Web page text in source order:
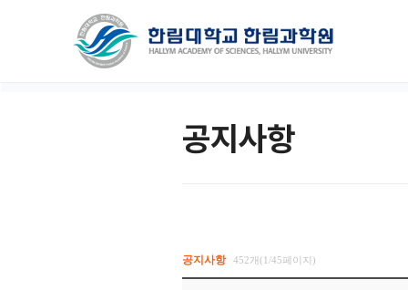
공지사항
공지사항 452개(1/45페이지)